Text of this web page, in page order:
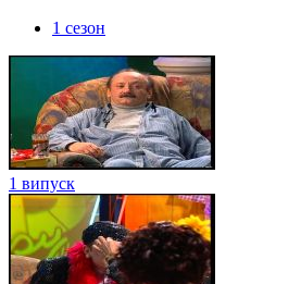
1 сезон
1 випуск